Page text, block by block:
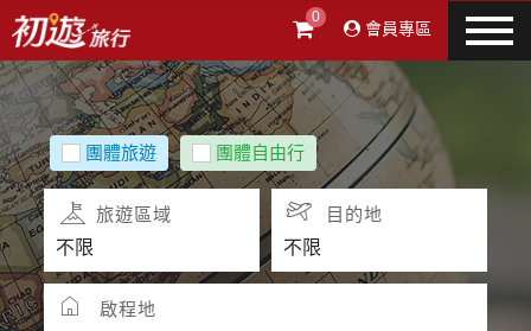
0
會員專區
團體旅遊 團體自由行
旅遊區域 目的地
啟程地